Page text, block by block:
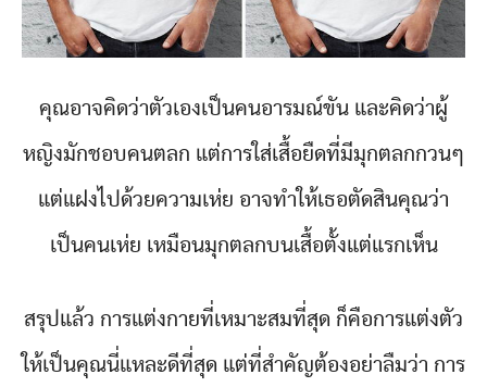
คุณอาจคิดว่าตัวเองเป็นคนอารมณ์ขัน และคิดว่าผู้
หญิงมักชอบคนตลก แต่การใส่เสื้อยืดที่มีมุกตลกกวนๆ
แต่แฝงไปด้วยความเห่ย อาจทำให้เธอตัดสินคุณว่า
เป็นคนเห่ย เหมือนมุกตลกบนเสื้อตั้งแต่แรกเห็น
สรุปแล้ว การแต่งกายที่เหมาะสมที่สุด ก็คือการแต่งตัว
ให้เป็นคุณนี่แหละดีที่สุด แต่ที่สำคัญต้องอย่าลืมว่า การ